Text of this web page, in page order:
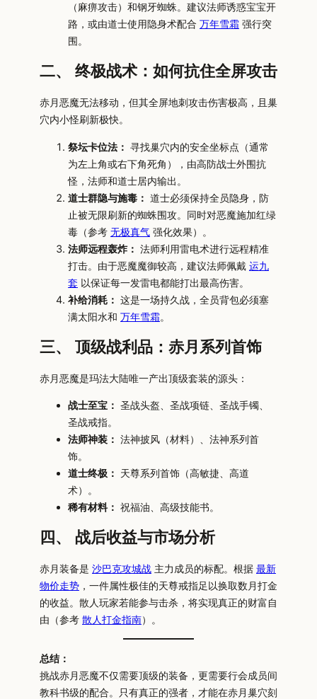
（麻痹攻击）和钢牙蜘蛛。建议法师诱惑宝宝开
路，或由道士使用隐身术配合 万年雪霜 强行突
围。
二、 终极战术：如何抗住全屏攻击
赤月恶魔无法移动，但其全屏地刺攻击伤害极高，且巢
穴内小怪刷新极快。
祭坛卡位法： 寻找巢穴内的安全坐标点（通常
为左上角或右下角死角），由高防战士外围抗
怪，法师和道士居内输出。
道士群隐与施毒： 道士必须保持全员隐身，防
止被无限刷新的蜘蛛围攻。同时对恶魔施加红绿
毒（参考 无极真气 强化效果）。
法师远程轰炸： 法师利用雷电术进行远程精准
打击。由于恶魔魔御较高，建议法师佩戴 运九
套 以保证每一发雷电都能打出最高伤害。
补给消耗： 这是一场持久战，全员背包必须塞
满太阳水和 万年雪霜。
三、 顶级战利品：赤月系列首饰
赤月恶魔是玛法大陆唯一产出顶级套装的源头：
战士至宝： 圣战头盔、圣战项链、圣战手镯、
圣战戒指。
法师神装： 法神披风（材料）、法神系列首
饰。
道士终极： 天尊系列首饰（高敏捷、高道
术）。
稀有材料： 祝福油、高级技能书。
四、 战后收益与市场分析
赤月装备是 沙巴克攻城战 主力成员的标配。根据 最新
物价走势 ，一件属性极佳的天尊戒指足以换取数月打金
的收益。散人玩家若能参与击杀，将实现真正的财富自
由（参考 散人打金指南）。
总结：
挑战赤月恶魔不仅需要顶级的装备，更需要行会成员间
教科书级的配合。只有真正的强者，才能在赤月巢穴刻